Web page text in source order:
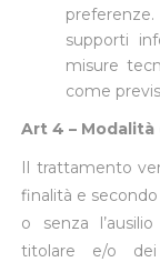
supporti
misure
come
Art 4 –
Il trattamento
finalità e
o senza
titolare e/o